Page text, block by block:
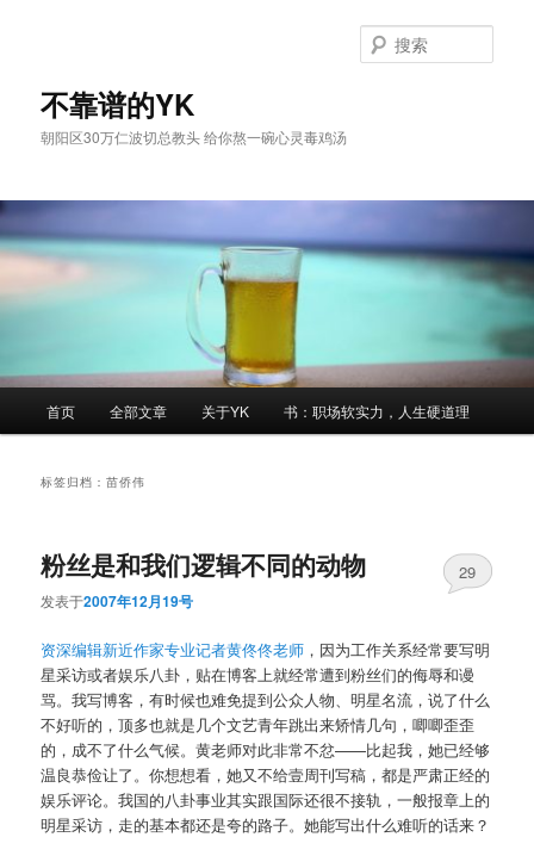
不靠谱的YK
朝阳区30万仁波切总教头 给你熬一碗心灵毒鸡汤
索
首页 全部文章 关于YK 书：职场软实力，人生硬道理
标签归档：苗侨伟
粉丝是和我们逻辑不同的动物
发表于2007年12月19号
29
资深编辑新近作家专业记者黄佟佟老师 ，因为工作关系经常要写明
星采访或者娱乐八卦，贴在博客上就经常遭到粉丝们的侮辱和谩
骂。我写博客，有时候也难免提到公众人物、明星名流，说了什么
不好听的，顶多也就是几个文艺青年跳出来矫情几句，唧唧歪歪
的，成不了什么气候。黄老师对此非常不忿——比起我，她已经够
温良恭俭让了。你想想看，她又不给壹周刊写稿，都是严肃正经的
娱乐评论。我国的八卦事业其实跟国际还很不接轨，一般报章上的
明星采访，走的基本都还是夸的路子。她能写出什么难听的话来？